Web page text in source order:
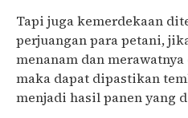
Tapi juga kemerdekaan
perjuangan para petani,
menanam dan
maka dapat dipastikan
menjadi hasil panen yang